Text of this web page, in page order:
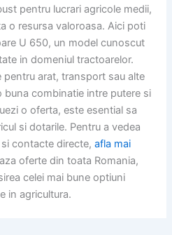
pentru lucrari agricole medii,
o resursa valoroasa. Aici poti
U 650, un model cunoscut
in domeniul tractoarelor.
arat, transport sau alte
combinatie intre putere si
o oferta, este esential sa
si dotarile. Pentru a vedea
si contacte directe,afla mai
oferte din toata Romania,
celei mai bune optiuni
in agricultura.